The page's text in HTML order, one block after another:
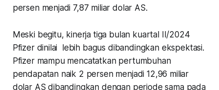
persen menjadi 7,87 miliar dolar AS.
Meski begitu, kinerja tiga bulan kuartal II/2024
Pfizer dinilai lebih bagus dibandingkan ekspektasi.
Pfizer mampu mencatatkan pertumbuhan
pendapatan naik 2 persen menjadi 12,96 miliar
dolar AS dibandingkan dengan periode sama pada